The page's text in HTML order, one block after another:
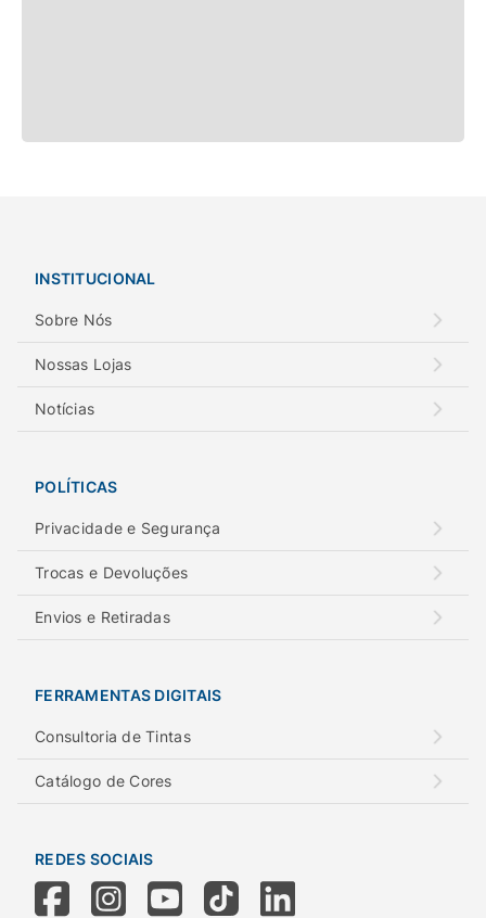
INSTITUCIONAL
Sobre Nós
Nossas Lojas
Notícias
POLÍTICAS
Privacidade e Segurança
Trocas e Devoluções
Envios e Retiradas
FERRAMENTAS DIGITAIS
Consultoria de Tintas
Catálogo de Cores
REDES SOCIAIS